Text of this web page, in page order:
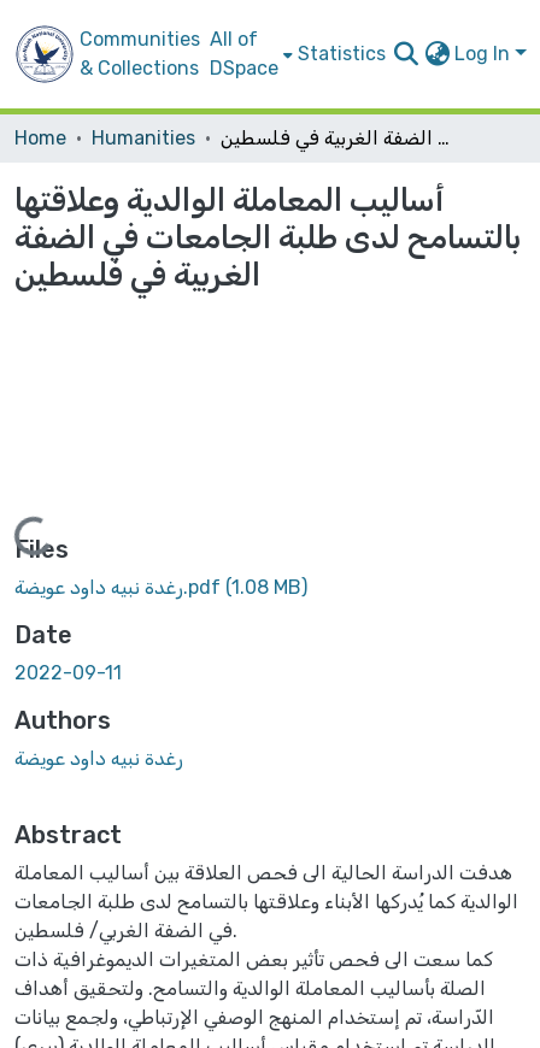
Communities
& Collections
All of
DSpace
Statistics Log In
Home Humanities أساليب المعاملة الوالدية وعلاقتها بالتسامح لدى طلبة الجامعات في الضفة الغربية في فلسطين
أساليب المعاملة الوالدية وعلاقتها
بالتسامح لدى طلبة الجامعات في الضفة
الغربية في فلسطين
Loading...
Files
رغدة نبيه داود عويضة.pdf (1.08 MB)
Date
2022-09-11
Authors
رغدة نبيه داود عويضة
Abstract
هدفت الدراسة الحالية الى فحص العلاقة بين أساليب المعاملة
الوالدية كما يُدركها الأبناء وعلاقتها بالتسامح لدى طلبة الجامعات
في الضفة الغربي/ فلسطين.
كما سعت الى فحص تأثير بعض المتغيرات الديموغرافية ذات
الصلة بأساليب المعاملة الوالدية والتسامح. ولتحقيق أهداف
الدّراسة، تم إستخدام المنهج الوصفي الإرتباطي، ولجمع بيانات